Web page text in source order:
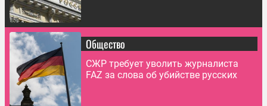
Общество
СЖР требует уволить журналиста
FAZ за слова об убийстве русских